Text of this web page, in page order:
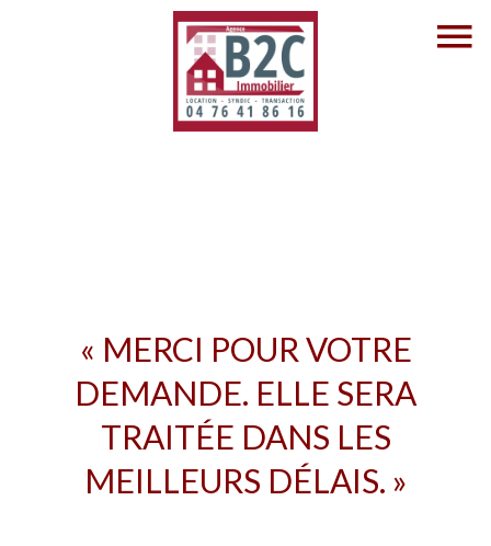
« MERCI POUR VOTRE
DEMANDE. ELLE SERA
TRAITÉE DANS LES
MEILLEURS DÉLAIS. »